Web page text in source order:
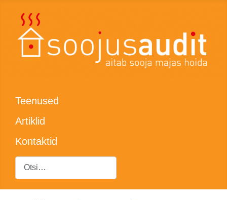
Teenused
Artiklid
Kontaktid
Otsing